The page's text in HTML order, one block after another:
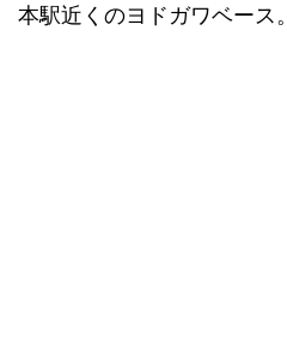
本駅近くのヨドガワベース。